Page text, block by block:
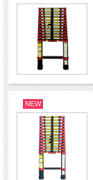
NEW